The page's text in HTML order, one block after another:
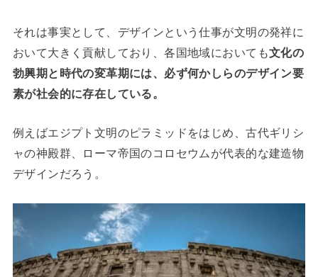
それは事実として、デザインという仕事が文明の発祥に
おいて大きく貢献しており、各国地域においても文化の
勃興期と時代の変革期には、必ず何かしらのデザイン要
素が社会的に存在している。
例えばエジプト文明のピラミッドをはじめ、古代ギリシ
ャの神殿群、ローマ帝国のコロセウムが代表的な建造物
デザインだろう。